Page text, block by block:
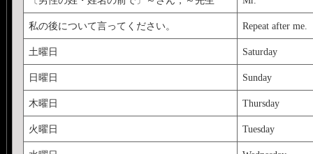
私の後について言ってください。 Repeat after me.
土曜日 Saturday
日曜日 Sunday
木曜日 Thursday
火曜日 Tuesday